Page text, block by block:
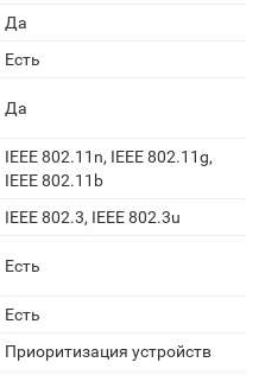
Да
Есть
Да
IEEE 802.11n, IEEE 802.11g,
IEEE 802.11b
IEEE 802.3, IEEE 802.3u
Есть
Есть
Приоритизация устройств